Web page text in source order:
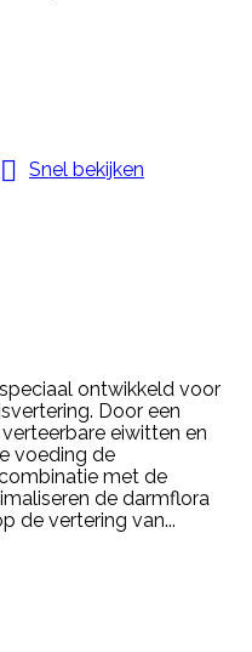
 Snel bekijken
ontwikkeld voor
Door een
eiwitten en
voeding de
met de
de darmflora
de vertering van...